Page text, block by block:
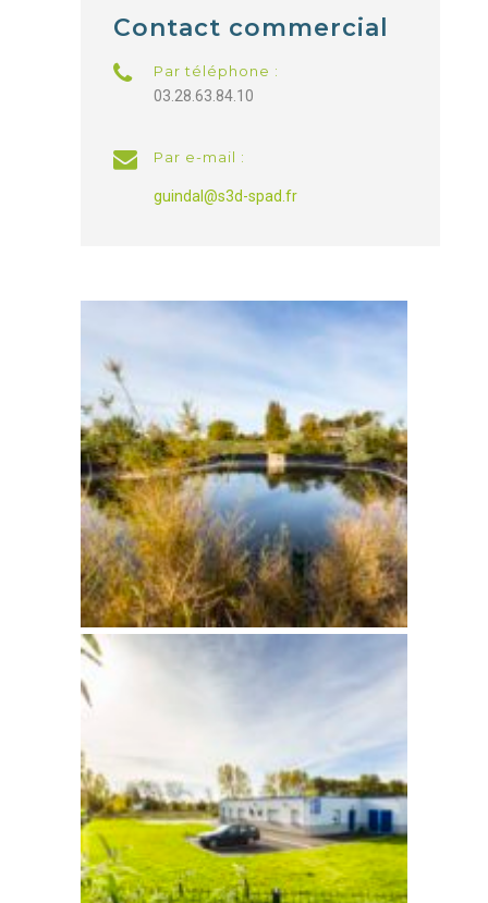
Contact commercial
Par téléphone :
03.28.63.84.10
Par e-mail :
guindal@s3d-spad.fr